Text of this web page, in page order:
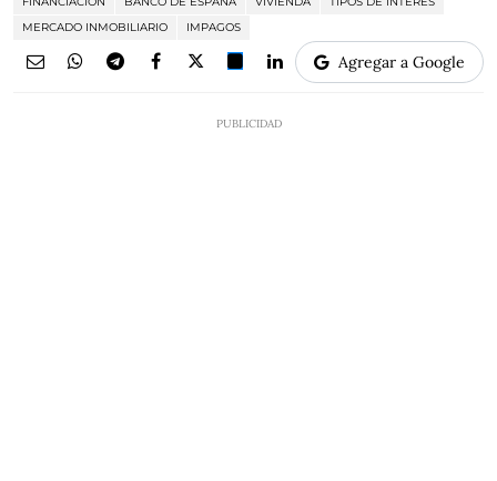
MERCADO INMOBILIARIO
IMPAGOS
Agregar a Google